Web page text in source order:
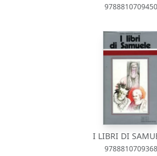
9788810709450
I LIBRI DI
9788810709368